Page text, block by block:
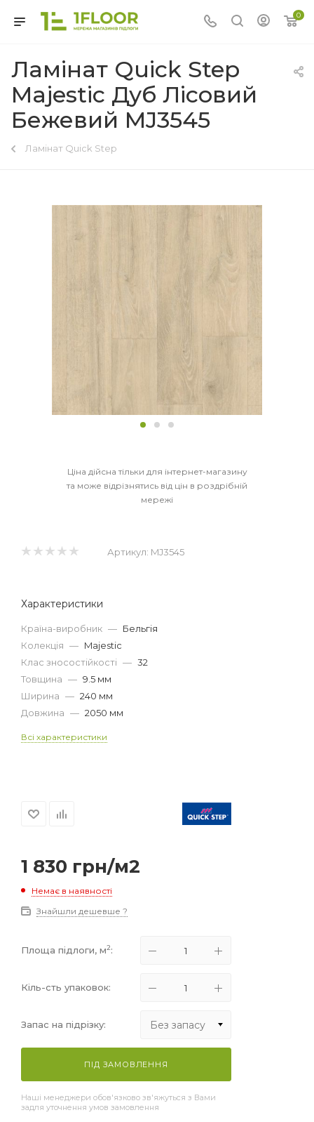
0
Ламінат Quick Step
Majestic Дуб Лісовий
Бежевий MJ3545
Ламінат Quick Step
Ціна дійсна тільки для інтернет-магазину
та може відрізнятись від цін в роздрібній
мережі
Артикул: MJ3545
Характеристики
Країна-виробник — Бельгія
Колекція — Majestic
Клас зносостійкості — 32
Товщина — 9.5 мм
Ширина — 240 мм
Довжина — 2050 мм
Всі характеристики
1 830 грн/м2
Немає в наявності
Знайшли дешевше ?
Площа підлоги, м2:
Кіль-сть упаковок:
Запас на підрізку: Без запасу
Без запасу
+10%
ПІД ЗАМОВЛЕННЯ
Наші менеджери обов'язково зв'яжуться з Вами
задля уточнення умов замовлення